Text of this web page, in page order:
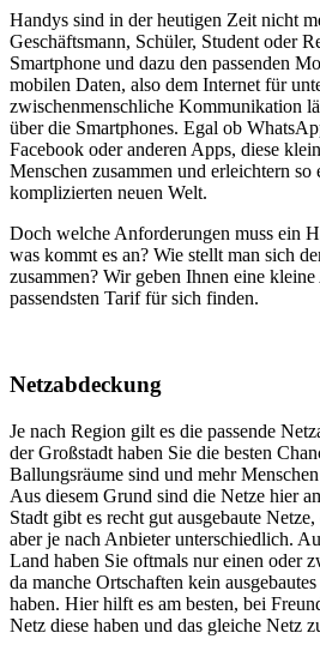
Handys sind in der heutigen Zeit nicht
Geschäftsmann, Schüler, Student oder
Smartphone und dazu den passenden
mobilen Daten, also dem Internet für
zwischenmenschliche Kommunikation
über die Smartphones. Egal ob
Facebook oder anderen Apps, diese
Menschen zusammen und erleichtern so
komplizierten neuen Welt.
Doch welche Anforderungen muss ein
was kommt es an? Wie stellt man sich
zusammen? Wir geben Ihnen eine
passendsten Tarif für sich finden.
Netzabdeckung
Je nach Region gilt es die passende
der Großstadt haben Sie die besten
Ballungsräume sind und mehr
Aus diesem Grund sind die Netze hier
Stadt gibt es recht gut ausgebaute
aber je nach Anbieter unterschiedlich.
Land haben Sie oftmals nur einen oder
da manche Ortschaften kein
haben. Hier hilft es am besten, bei
Netz diese haben und das gleiche Netz